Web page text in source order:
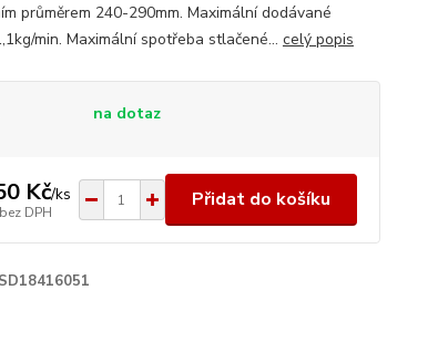
průměrem 240-290mm. Maximální dodávané
min. Maximální spotřeba stlačené... celý popis
na dotaz
Kč/ks
bez DPH
Přidat do košíku
SD18416051